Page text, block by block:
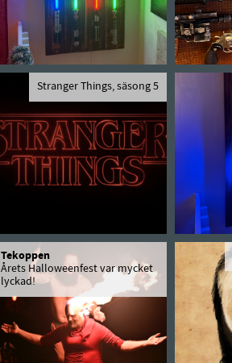
Stranger Things, säsong 5
Tekoppen
Årets Halloweenfest var mycket
lyckad!